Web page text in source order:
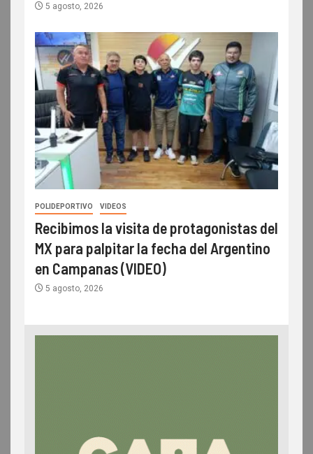
5 agosto, 2026
POLIDEPORTIVO VIDEOS
Recibimos la visita de protagonistas del
MX para palpitar la fecha del Argentino
en Campanas (VIDEO)
5 agosto, 2026